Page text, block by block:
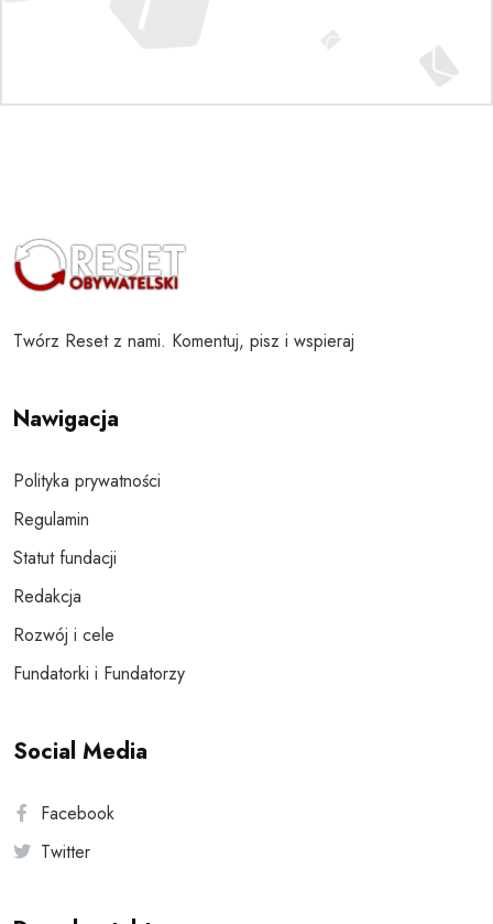
Twórz Reset z nami. Komentuj, pisz i wspieraj
Nawigacja
Polityka prywatności
Regulamin
Statut fundacji
Redakcja
Rozwój i cele
Fundatorki i Fundatorzy
Social Media
Facebook
Twitter